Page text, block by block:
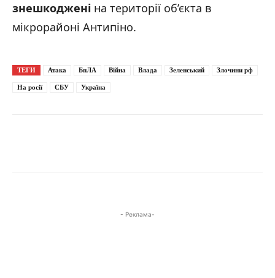
знешкоджені на території об’єкта в
мікрорайоні Антипіно.
ТЕГИ Атака БпЛА Війна Влада Зеленський Злочини рф
На росії СБУ Україна
- Реклама-